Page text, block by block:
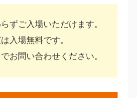
ずご入場いただけます。
入場無料です。
お問い合わせください。